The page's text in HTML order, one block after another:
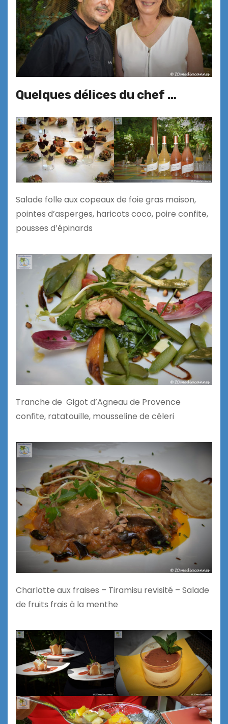
Quelques délices du chef …
Salade folle aux copeaux de foie gras maison,
pointes d’asperges, haricots coco, poire confite,
pousses d’épinards
Tranche de Gigot d’Agneau de Provence
confite, ratatouille, mousseline de céleri
Charlotte aux fraises – Tiramisu revisité – Salade
de fruits frais à la menthe